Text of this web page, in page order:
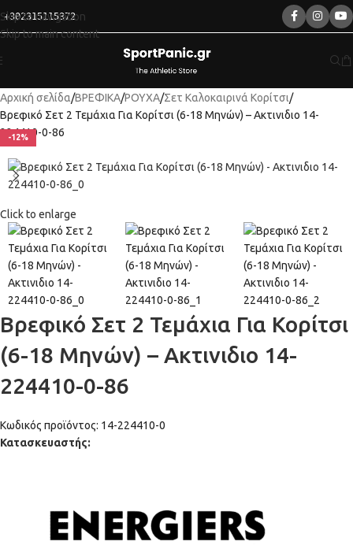
Skip to navigation
Skip to main content
+302315115372
Αρχική σελίδα ΒΡΕΦΙΚΑ ΡΟΥΧΑ Σετ Καλοκαιρινά Κορίτσι
Βρεφικό Σετ 2 Τεμάχια Για Κορίτσι (6-18 Μηνών) – Ακτινιδιο 14-
224410-0-86
-12%
Click to enlarge
Βρεφικό Σετ 2 Τεμάχια Για Κορίτσι
(6-18 Μηνών) – Ακτινιδιο 14-
224410-0-86
Κωδικός προϊόντος: 14-224410-0
Κατασκευαστής: